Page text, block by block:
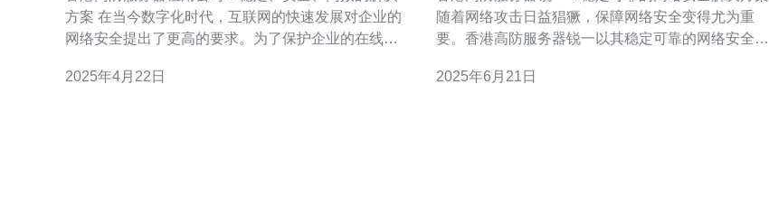
方案 在当今数字化时代，互联网的快速发展对企业的
网络安全提出了更高的要求。为了保护企业的在线业
企业的首选。本文将介绍一家位于香港的高防服务器
2025年4月22日
随着网络攻击日益猖獗，保障网络安全变得尤为重
要。香港高防服务器锐一以其稳定可靠的网络安全解
将介绍香港高防服务器锐一的特点和优势。 香港高防
2025年6月21日